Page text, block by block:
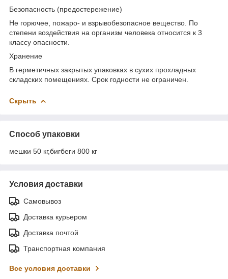
Безопасность (предостережение)
Не горючее, пожаро- и взрывобезопасное вещество. По
степени воздействия на организм человека относится к 3
классу опасности.
Хранение
В герметичных закрытых упаковках в сухих прохладных
складских помещениях. Срок годности не ограничен.
Скрыть
Способ упаковки
мешки 50 кг,бигбеги 800 кг
Условия доставки
Самовывоз
Доставка курьером
Доставка почтой
Транспортная компания
Все условия доставки